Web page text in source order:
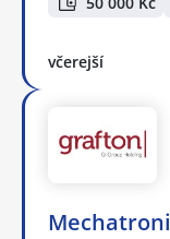
včerejší